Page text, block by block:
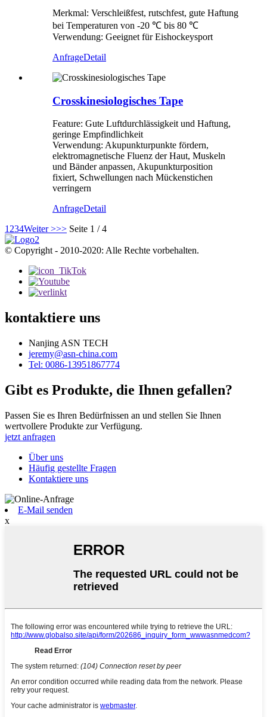
Merkmal: Verschleißfest, rutschfest, gute Haftung
bei Temperaturen von -20 ℃ bis 80 ℃
Verwendung: Geeignet für Eishockeysport
AnfrageDetail
Crosskinesiologisches Tape
Feature: Gute Luftdurchlässigkeit und Haftung,
geringe Empfindlichkeit
Verwendung: Akupunkturpunkte fördern,
elektromagnetische Fluenz der Haut, Muskeln
und Bänder anpassen, Akupunkturposition
fixiert, Schwellungen nach Mückenstichen
verringern
AnfrageDetail
1234Weiter >>> Seite 1 / 4
© Copyright - 2010-2020: Alle Rechte vorbehalten.
kontaktiere uns
Nanjing ASN TECH
jeremy@asn-china.com
Tel: 0086-13951867774
Gibt es Produkte, die Ihnen gefallen?
Passen Sie es Ihren Bedürfnissen an und stellen Sie Ihnen
wertvollere Produkte zur Verfügung.
jetzt anfragen
Über uns
Häufig gestellte Fragen
Kontaktiere uns
E-Mail senden
x